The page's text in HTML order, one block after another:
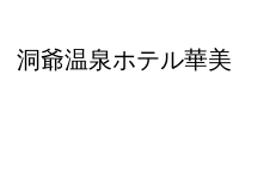
洞爺温泉ホテル華美